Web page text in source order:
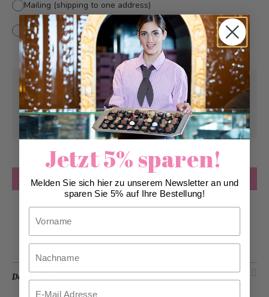
Mailing (shipping to one address)
Individual mail dispatch (A-Mail dispatch CH to
various addresses)
+
CHF
5.40
Pick-up from Thursday, 09/24/2026
Can be delivered fromSaturday, 09/26/2026
at the earliest
Add to Cart
Description
Jetzt 5% sparen!
Melden Sie sich hier zu unserem Newsletter an und
sparen Sie 5% auf Ihre Bestellung!
Nachname